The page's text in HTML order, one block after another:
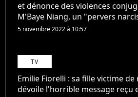
et dénonce des violences
M'Baye Niang, un "pervers
5 novembre 2022 à 10:57
TV
Emilie Fiorelli : sa fille victime de
dévoile l'horrible message reçu